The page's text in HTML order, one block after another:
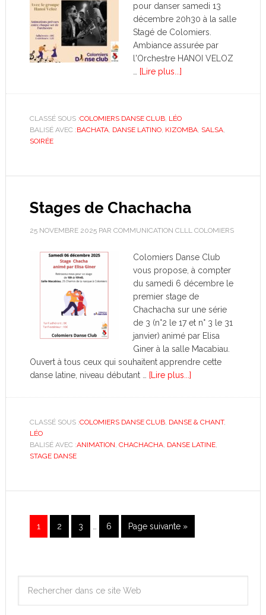
pour danser samedi 13
décembre 20h30 à la salle
Stagé de Colomiers.
Ambiance assurée par
l'Orchestre HANOI VELOZ
[Lire plus...]
CLASSÉ SOUS :COLOMIERS DANSE CLUB, LÉO
BALISÉ AVEC :BACHATA, DANSE LATINO, KIZOMBA, SALSA,
SOIRÉE
Stages de Chachacha
25 NOVEMBRE 2025PAR COMMUNICATION CLLL COLOMIERS
Colomiers Danse Club
vous propose, à compter
du samedi 6 décembre le
premier stage de
Chachacha sur une série
de 3 (n°2 le 17 et n° 3 le 31
janvier) animé par Elisa
Giner à la salle Macabiau.
Ouvert à tous ceux qui souhaitent apprendre cette
danse latine, niveau débutant …
[Lire plus...]
CLASSÉ SOUS :COLOMIERS DANSE CLUB, DANSE & CHANT,
LÉO
BALISÉ AVEC :ANIMATION, CHACHACHA, DANSE LATINE,
STAGE DANSE
1 2 3 6 Page suivante »